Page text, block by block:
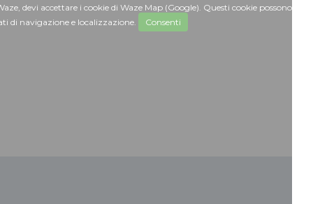
devi accettare i cookie di Waze Map (Google). Questi cookie possono
di navigazione e localizzazione.
Consenti